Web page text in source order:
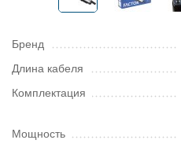
Бренд
Длина кабеля
Комплектация
Мощность